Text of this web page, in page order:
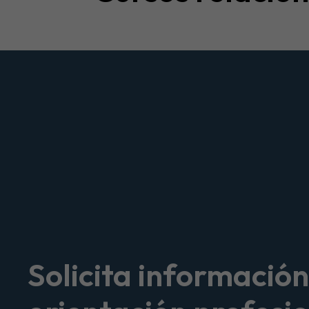
Solicita